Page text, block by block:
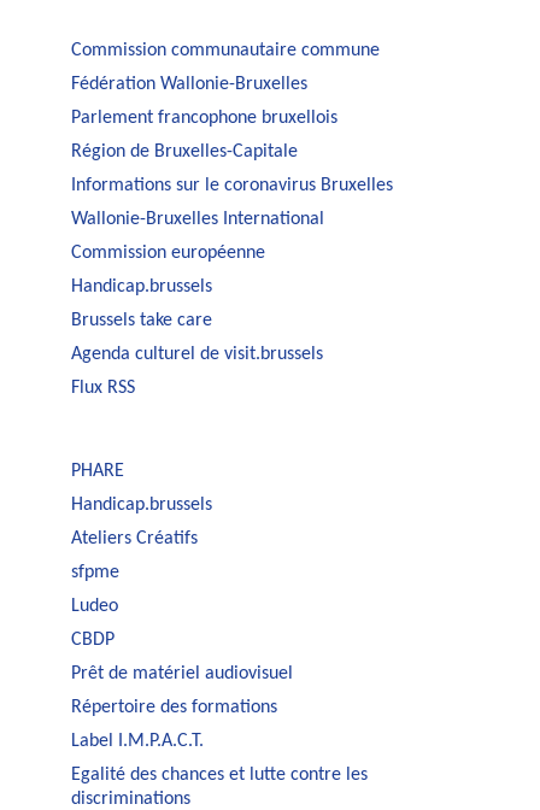
Commission communautaire commune
Fédération Wallonie-Bruxelles
Parlement francophone bruxellois
Région de Bruxelles-Capitale
Informations sur le coronavirus Bruxelles
Wallonie-Bruxelles International
Commission européenne
Handicap.brussels
Brussels take care
Agenda culturel de visit.brussels
Flux RSS
PHARE
Handicap.brussels
Ateliers Créatifs
sfpme
Ludeo
CBDP
Prêt de matériel audiovisuel
Répertoire des formations
Label I.M.P.A.C.T.
Egalité des chances et lutte contre les
discriminations